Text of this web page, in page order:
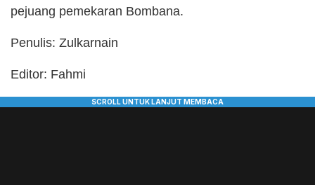
pejuang pemekaran Bombana.
Penulis: Zulkarnain
Editor: Fahmi